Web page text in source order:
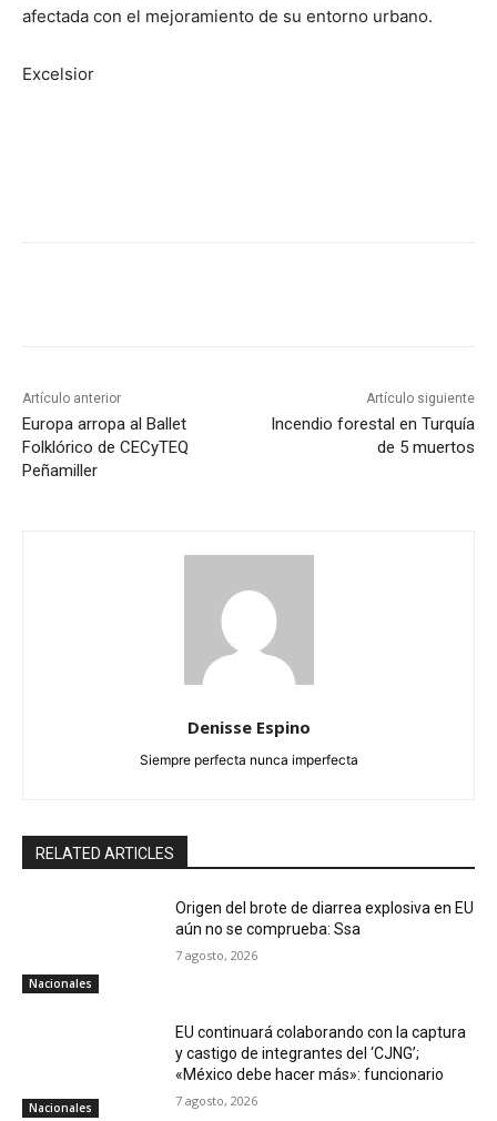
afectada con el mejoramiento de su entorno urbano.
Excelsior
Artículo anterior
Europa arropa al Ballet
Folklórico de CECyTEQ
Peñamiller
Artículo siguiente
Incendio forestal en Turquía
de 5 muertos
Denisse Espino
Siempre perfecta nunca imperfecta
RELATED ARTICLES
Nacionales
Origen del brote de diarrea explosiva en EU
aún no se comprueba: Ssa
7 agosto, 2026
Nacionales
EU continuará colaborando con la captura
y castigo de integrantes del ‘CJNG’;
«México debe hacer más»: funcionario
7 agosto, 2026